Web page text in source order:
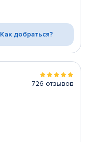
Как добраться?
726 отзывов